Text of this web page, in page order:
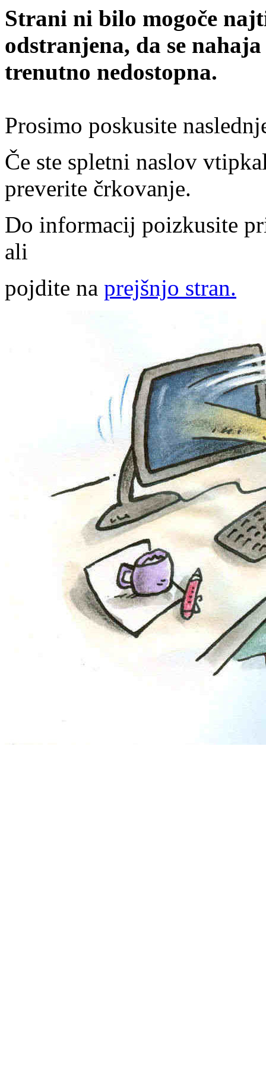
Strani ni bilo mogoče
odstranjena, da se
trenutno nedostopna.
Prosimo poskusite
Če ste spletni naslov
preverite črkovanje.
Do informacij poizkusite
ali
pojdite na prejšnjo stran.